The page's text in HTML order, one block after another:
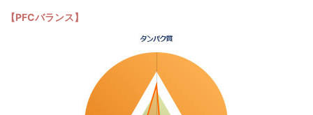
【PFCバランス】